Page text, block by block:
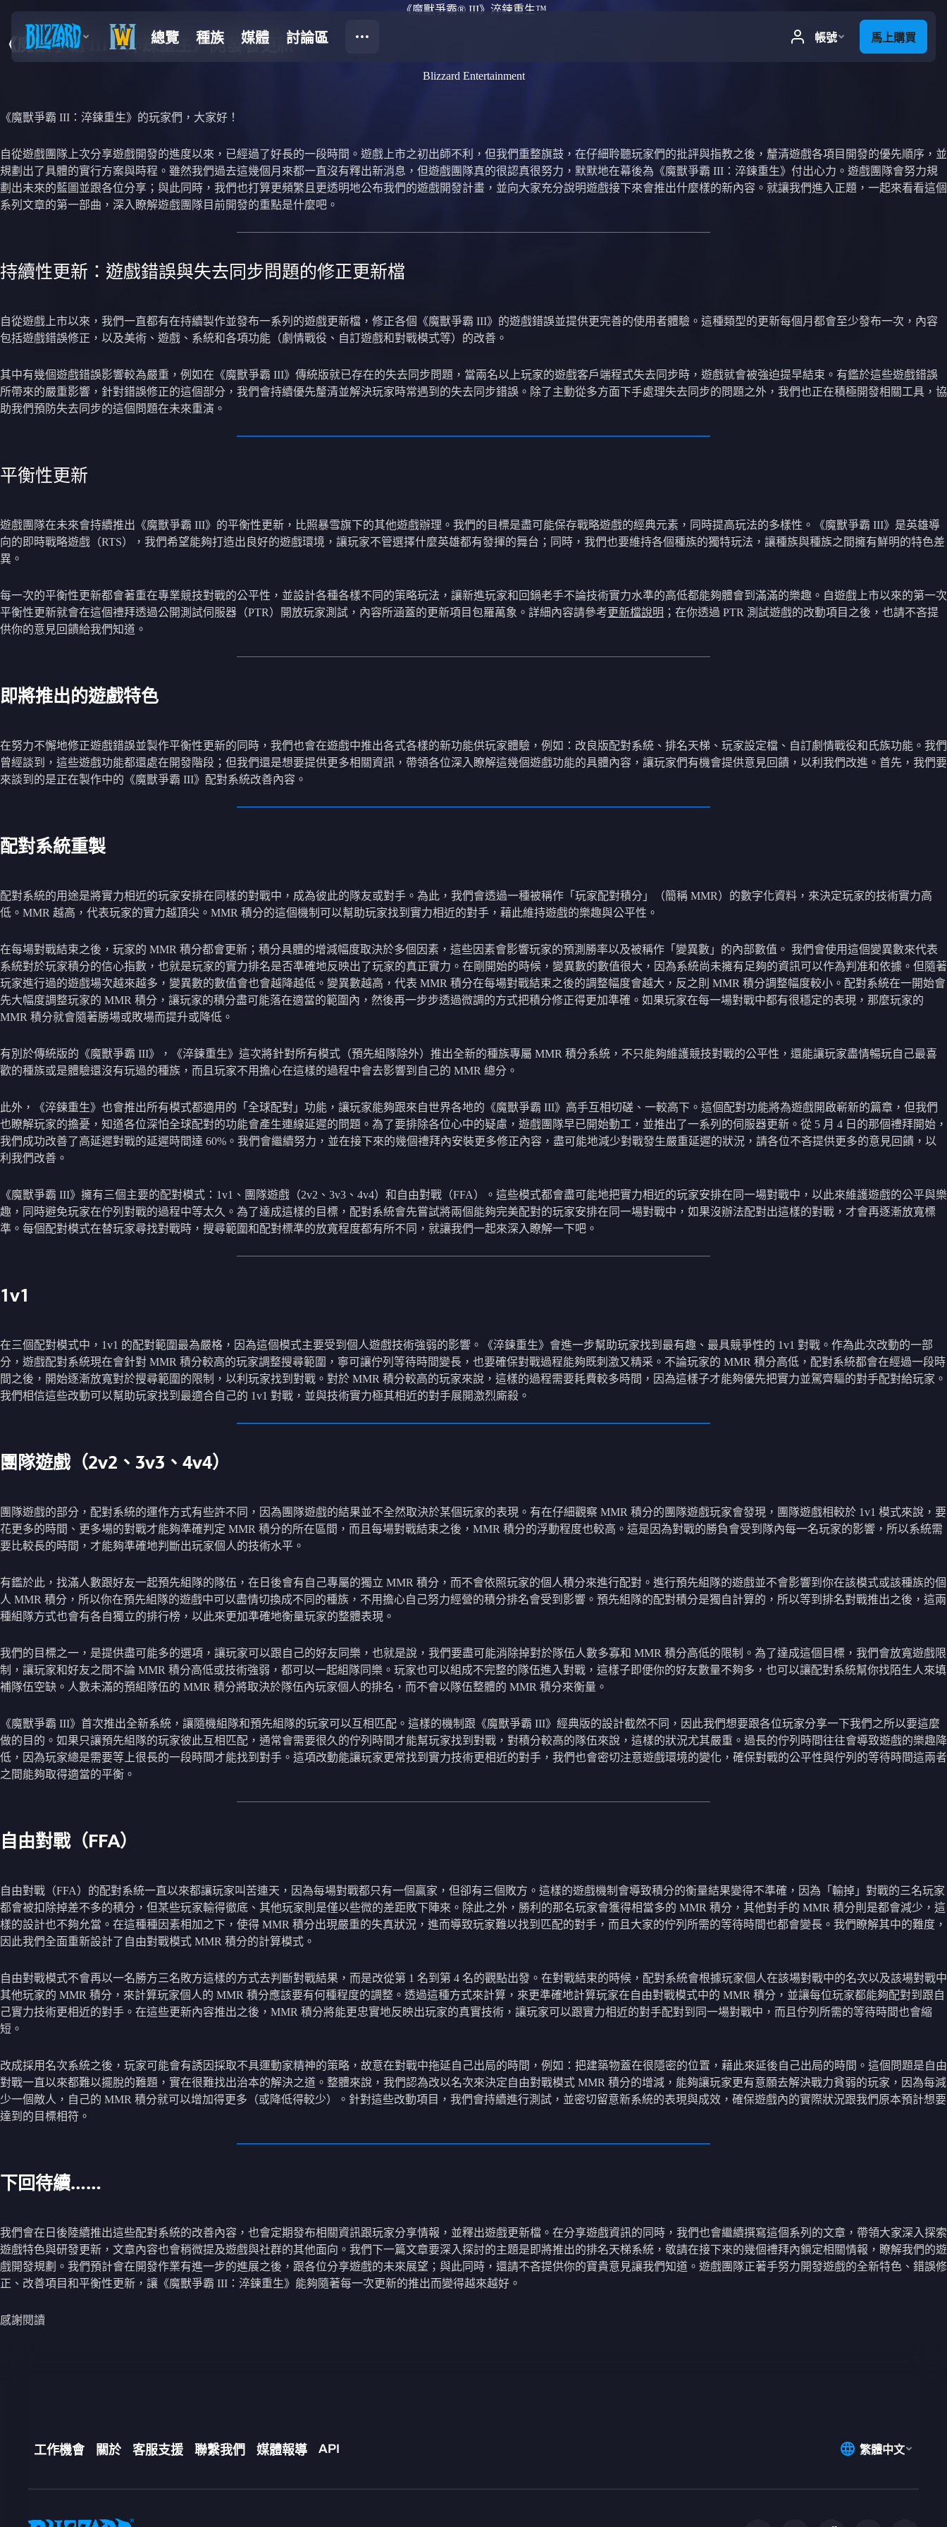
《魔獸爭霸® III》淬鍊重生™
《魔獸爭霸 III：淬鍊重生》開發者更新
Blizzard Entertainment
《魔獸爭霸 III：淬鍊重生》的玩家們，大家好！
自從遊戲團隊上次分享遊戲開發的進度以來，已經過了好長的一段時間。遊戲上市之初出師不利，但我們重整旗鼓，在仔細聆聽玩家們的批評與指教之後，釐清遊戲各項目開發的優先順序，並
規劃出了具體的實行方案與時程。雖然我們過去這幾個月來都一直沒有釋出新消息，但遊戲團隊真的很認真很努力，默默地在幕後為《魔獸爭霸 III：淬鍊重生》付出心力。遊戲團隊會努力規
劃出未來的藍圖並跟各位分享；與此同時，我們也打算更頻繁且更透明地公布我們的遊戲開發計畫，並向大家充分說明遊戲接下來會推出什麼樣的新內容。就讓我們進入正題，一起來看看這個
系列文章的第一部曲，深入瞭解遊戲團隊目前開發的重點是什麼吧。
持續性更新：遊戲錯誤與失去同步問題的修正更新檔
自從遊戲上市以來，我們一直都有在持續製作並發布一系列的遊戲更新檔，修正各個《魔獸爭霸 III》的遊戲錯誤並提供更完善的使用者體驗。這種類型的更新每個月都會至少發布一次，內容
包括遊戲錯誤修正，以及美術、遊戲、系統和各項功能（劇情戰役、自訂遊戲和對戰模式等）的改善。
其中有幾個遊戲錯誤影響較為嚴重，例如在《魔獸爭霸 III》傳統版就已存在的失去同步問題，當兩名以上玩家的遊戲客戶端程式失去同步時，遊戲就會被強迫提早結束。有鑑於這些遊戲錯誤
所帶來的嚴重影響，針對錯誤修正的這個部分，我們會持續優先釐清並解決玩家時常遇到的失去同步錯誤。除了主動從多方面下手處理失去同步的問題之外，我們也正在積極開發相關工具，協
助我們預防失去同步的這個問題在未來重演。
平衡性更新
遊戲團隊在未來會持續推出《魔獸爭霸 III》的平衡性更新，比照暴雪旗下的其他遊戲辦理。我們的目標是盡可能保存戰略遊戲的經典元素，同時提高玩法的多樣性。《魔獸爭霸 III》是英雄導
向的即時戰略遊戲（RTS），我們希望能夠打造出良好的遊戲環境，讓玩家不管選擇什麼英雄都有發揮的舞台；同時，我們也要維持各個種族的獨特玩法，讓種族與種族之間擁有鮮明的特色差
異。
每一次的平衡性更新都會著重在專業競技對戰的公平性，並設計各種各樣不同的策略玩法，讓新進玩家和回鍋老手不論技術實力水準的高低都能夠體會到滿滿的樂趣。自遊戲上市以來的第一次
平衡性更新就會在這個禮拜透過公開測試伺服器（PTR）開放玩家測試，內容所涵蓋的更新項目包羅萬象。詳細內容請參考更新檔說明 ；在你透過 PTR 測試遊戲的改動項目之後，也請不吝提
供你的意見回饋給我們知道。
即將推出的遊戲特色
在努力不懈地修正遊戲錯誤並製作平衡性更新的同時，我們也會在遊戲中推出各式各樣的新功能供玩家體驗，例如：改良版配對系統、排名天梯、玩家設定檔、自訂劇情戰役和氏族功能。我們
曾經談到，這些遊戲功能都還處在開發階段；但我們還是想要提供更多相關資訊，帶領各位深入瞭解這幾個遊戲功能的具體內容，讓玩家們有機會提供意見回饋，以利我們改進。首先，我們要
來談到的是正在製作中的《魔獸爭霸 III》配對系統改善內容。
配對系統重製
配對系統的用途是將實力相近的玩家安排在同樣的對戰中，成為彼此的隊友或對手。為此，我們會透過一種被稱作「玩家配對積分」（簡稱 MMR）的數字化資料，來決定玩家的技術實力高
低。MMR 越高，代表玩家的實力越頂尖。MMR 積分的這個機制可以幫助玩家找到實力相近的對手，藉此維持遊戲的樂趣與公平性。
在每場對戰結束之後，玩家的 MMR 積分都會更新；積分具體的增減幅度取決於多個因素，這些因素會影響玩家的預測勝率以及被稱作「變異數」的內部數值。 我們會使用這個變異數來代表
系統對於玩家積分的信心指數，也就是玩家的實力排名是否準確地反映出了玩家的真正實力。在剛開始的時候，變異數的數值很大，因為系統尚未擁有足夠的資訊可以作為判准和依據。但隨著
玩家進行過的遊戲場次越來越多，變異數的數值會也會越降越低。變異數越高，代表 MMR 積分在每場對戰結束之後的調整幅度會越大，反之則 MMR 積分調整幅度較小。配對系統在一開始會
先大幅度調整玩家的 MMR 積分，讓玩家的積分盡可能落在適當的範圍內，然後再一步步透過微調的方式把積分修正得更加準確。如果玩家在每一場對戰中都有很穩定的表現，那麼玩家的
MMR 積分就會隨著勝場或敗場而提升或降低。
有別於傳統版的《魔獸爭霸 III》，《淬鍊重生》這次將針對所有模式（預先組隊除外）推出全新的種族專屬 MMR 積分系統，不只能夠維護競技對戰的公平性，還能讓玩家盡情暢玩自己最喜
歡的種族或是體驗還沒有玩過的種族，而且玩家不用擔心在這樣的過程中會去影響到自己的 MMR 總分。
此外，《淬鍊重生》也會推出所有模式都適用的「全球配對」功能，讓玩家能夠跟來自世界各地的《魔獸爭霸 III》高手互相切磋、一較高下。這個配對功能將為遊戲開啟嶄新的篇章，但我們
也瞭解玩家的擔憂，知道各位深怕全球配對的功能會產生連線延遲的問題。為了要排除各位心中的疑慮，遊戲團隊早已開始動工，並推出了一系列的伺服器更新。從 5 月 4 日的那個禮拜開始，
我們成功改善了高延遲對戰的延遲時間達 60%。我們會繼續努力，並在接下來的幾個禮拜內安裝更多修正內容，盡可能地減少對戰發生嚴重延遲的狀況，請各位不吝提供更多的意見回饋，以
利我們改善。
《魔獸爭霸 III》擁有三個主要的配對模式：1v1、團隊遊戲（2v2、3v3、4v4）和自由對戰（FFA）。這些模式都會盡可能地把實力相近的玩家安排在同一場對戰中，以此來維護遊戲的公平與樂
趣，同時避免玩家在佇列對戰的過程中等太久。為了達成這樣的目標，配對系統會先嘗試將兩個能夠完美配對的玩家安排在同一場對戰中，如果沒辦法配對出這樣的對戰，才會再逐漸放寬標
準。每個配對模式在替玩家尋找對戰時，搜尋範圍和配對標準的放寬程度都有所不同，就讓我們一起來深入瞭解一下吧。
1v1
在三個配對模式中，1v1 的配對範圍最為嚴格，因為這個模式主要受到個人遊戲技術強弱的影響。《淬鍊重生》會進一步幫助玩家找到最有趣、最具競爭性的 1v1 對戰。作為此次改動的一部
分，遊戲配對系統現在會針對 MMR 積分較高的玩家調整搜尋範圍，寧可讓佇列等待時間變長，也要確保對戰過程能夠既刺激又精采。不論玩家的 MMR 積分高低，配對系統都會在經過一段時
間之後，開始逐漸放寬對於搜尋範圍的限制，以利玩家找到對戰。對於 MMR 積分較高的玩家來說，這樣的過程需要耗費較多時間，因為這樣子才能夠優先把實力並駕齊驅的對手配對給玩家。
我們相信這些改動可以幫助玩家找到最適合自己的 1v1 對戰，並與技術實力極其相近的對手展開激烈廝殺。
團隊遊戲（2v2、3v3、4v4）
團隊遊戲的部分，配對系統的運作方式有些許不同，因為團隊遊戲的結果並不全然取決於某個玩家的表現。有在仔細觀察 MMR 積分的團隊遊戲玩家會發現，團隊遊戲相較於 1v1 模式來說，要
花更多的時間、更多場的對戰才能夠準確判定 MMR 積分的所在區間，而且每場對戰結束之後，MMR 積分的浮動程度也較高。這是因為對戰的勝負會受到隊內每一名玩家的影響，所以系統需
要比較長的時間，才能夠準確地判斷出玩家個人的技術水平。
有鑑於此，找滿人數跟好友一起預先組隊的隊伍，在日後會有自己專屬的獨立 MMR 積分，而不會依照玩家的個人積分來進行配對。進行預先組隊的遊戲並不會影響到你在該模式或該種族的個
人 MMR 積分，所以你在預先組隊的遊戲中可以盡情切換成不同的種族，不用擔心自己努力經營的積分排名會受到影響。預先組隊的配對積分是獨自計算的，所以等到排名對戰推出之後，這兩
種組隊方式也會有各自獨立的排行榜，以此來更加準確地衡量玩家的整體表現。
我們的目標之一，是提供盡可能多的選項，讓玩家可以跟自己的好友同樂，也就是說，我們要盡可能消除掉對於隊伍人數多寡和 MMR 積分高低的限制。為了達成這個目標，我們會放寬遊戲限
制，讓玩家和好友之間不論 MMR 積分高低或技術強弱，都可以一起組隊同樂。玩家也可以組成不完整的隊伍進入對戰，這樣子即便你的好友數量不夠多，也可以讓配對系統幫你找陌生人來填
補隊伍空缺。人數未滿的預組隊伍的 MMR 積分將取決於隊伍內玩家個人的排名，而不會以隊伍整體的 MMR 積分來衡量。
《魔獸爭霸 III》首次推出全新系統，讓隨機組隊和預先組隊的玩家可以互相匹配。這樣的機制跟《魔獸爭霸 III》經典版的設計截然不同，因此我們想要跟各位玩家分享一下我們之所以要這麼
做的目的。如果只讓預先組隊的玩家彼此互相匹配，通常會需要很久的佇列時間才能幫玩家找到對戰，對積分較高的隊伍來說，這樣的狀況尤其嚴重。過長的佇列時間往往會導致遊戲的樂趣降
低，因為玩家總是需要等上很長的一段時間才能找到對手。這項改動能讓玩家更常找到實力技術更相近的對手，我們也會密切注意遊戲環境的變化，確保對戰的公平性與佇列的等待時間這兩者
之間能夠取得適當的平衡。
自由對戰（FFA）
自由對戰（FFA）的配對系統一直以來都讓玩家叫苦連天，因為每場對戰都只有一個贏家，但卻有三個敗方。這樣的遊戲機制會導致積分的衡量結果變得不準確，因為「輸掉」對戰的三名玩家
都會被扣除掉差不多的積分，但某些玩家輸得徹底、其他玩家則是僅以些微的差距敗下陣來。除此之外，勝利的那名玩家會獲得相當多的 MMR 積分，其他對手的 MMR 積分則是都會減少，這
樣的設計也不夠允當。在這種種因素相加之下，使得 MMR 積分出現嚴重的失真狀況，進而導致玩家難以找到匹配的對手，而且大家的佇列所需的等待時間也都會變長。我們瞭解其中的難度，
因此我們全面重新設計了自由對戰模式 MMR 積分的計算模式。
自由對戰模式不會再以一名勝方三名敗方這樣的方式去判斷對戰結果，而是改從第 1 名到第 4 名的觀點出發。在對戰結束的時候，配對系統會根據玩家個人在該場對戰中的名次以及該場對戰中
其他玩家的 MMR 積分，來計算玩家個人的 MMR 積分應該要有何種程度的調整。透過這種方式來計算，來更準確地計算玩家在自由對戰模式中的 MMR 積分，並讓每位玩家都能夠配對到跟自
己實力技術更相近的對手。在這些更新內容推出之後，MMR 積分將能更忠實地反映出玩家的真實技術，讓玩家可以跟實力相近的對手配對到同一場對戰中，而且佇列所需的等待時間也會縮
短。
改成採用名次系統之後，玩家可能會有誘因採取不具運動家精神的策略，故意在對戰中拖延自己出局的時間，例如：把建築物蓋在很隱密的位置，藉此來延後自己出局的時間。這個問題是自由
對戰一直以來都難以擺脫的難題，實在很難找出治本的解決之道。整體來說，我們認為改以名次來決定自由對戰模式 MMR 積分的增減，能夠讓玩家更有意願去解決戰力貧弱的玩家，因為每減
少一個敵人，自己的 MMR 積分就可以增加得更多（或降低得較少）。針對這些改動項目，我們會持續進行測試，並密切留意新系統的表現與成效，確保遊戲內的實際狀況跟我們原本預計想要
達到的目標相符。
下回待續……
我們會在日後陸續推出這些配對系統的改善內容，也會定期發布相關資訊跟玩家分享情報，並釋出遊戲更新檔。在分享遊戲資訊的同時，我們也會繼續撰寫這個系列的文章，帶領大家深入探索
遊戲特色與研發更新，文章內容也會稍微提及遊戲與社群的其他面向。我們下一篇文章要深入探討的主題是即將推出的排名天梯系統，敬請在接下來的幾個禮拜內鎖定相關情報，瞭解我們的遊
戲開發規劃。我們預計會在開發作業有進一步的進展之後，跟各位分享遊戲的未來展望；與此同時，還請不吝提供你的寶貴意見讓我們知道。遊戲團隊正著手努力開發遊戲的全新特色、錯誤修
正、改善項目和平衡性更新，讓《魔獸爭霸 III：淬鍊重生》能夠隨著每一次更新的推出而變得越來越好。
感謝閱讀